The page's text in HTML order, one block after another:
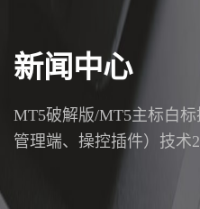
新闻中心
MT5破解版/MT5主标白标
管理端、操控插件）技术